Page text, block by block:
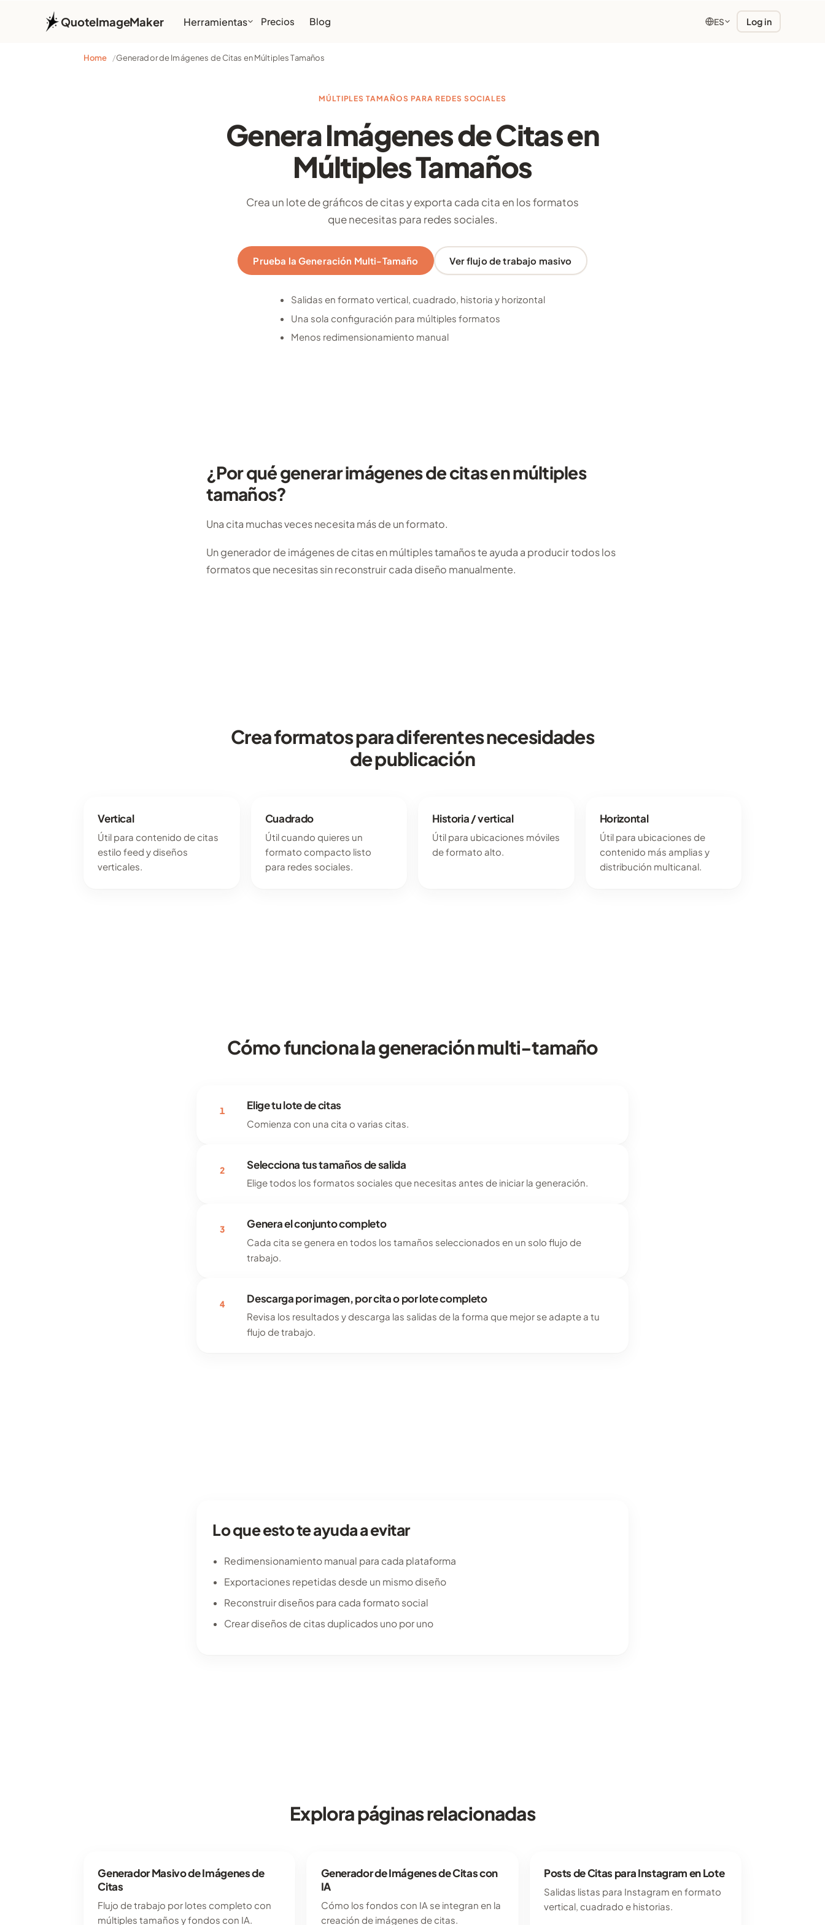
QuoteImageMaker Herramientas Precios Blog ES Log in
Home Generador de Imágenes de Citas en Múltiples Tamaños
MÚLTIPLES TAMAÑOS PARA REDES SOCIALES
Genera Imágenes de Citas en
Múltiples Tamaños
Crea un lote de gráficos de citas y exporta cada cita en los formatos
que necesitas para redes sociales.
Prueba la Generación Multi-Tamaño Ver flujo de trabajo masivo
Salidas en formato vertical, cuadrado, historia y horizontal
Una sola configuración para múltiples formatos
Menos redimensionamiento manual
¿Por qué generar imágenes de citas en múltiples
tamaños?
Una cita muchas veces necesita más de un formato.
Un generador de imágenes de citas en múltiples tamaños te ayuda a producir todos los
formatos que necesitas sin reconstruir cada diseño manualmente.
Crea formatos para diferentes necesidades
de publicación
Vertical
Útil para contenido de citas
estilo feed y diseños
verticales.
Cuadrado
Útil cuando quieres un
formato compacto listo
para redes sociales.
Historia / vertical
Útil para ubicaciones móviles
de formato alto.
Horizontal
Útil para ubicaciones de
contenido más amplias y
distribución multicanal.
Cómo funciona la generación multi-tamaño
1 Elige tu lote de citas
Comienza con una cita o varias citas.
2 Selecciona tus tamaños de salida
Elige todos los formatos sociales que necesitas antes de iniciar la generación.
3 Genera el conjunto completo
Cada cita se genera en todos los tamaños seleccionados en un solo flujo de
trabajo.
4 Descarga por imagen, por cita o por lote completo
Revisa los resultados y descarga las salidas de la forma que mejor se adapte a tu
flujo de trabajo.
Lo que esto te ayuda a evitar
Redimensionamiento manual para cada plataforma
Exportaciones repetidas desde un mismo diseño
Reconstruir diseños para cada formato social
Crear diseños de citas duplicados uno por uno
Explora páginas relacionadas
Generador Masivo de Imágenes de
Citas
Flujo de trabajo por lotes completo con
múltiples tamaños y fondos con IA.
Generador de Imágenes de Citas con
IA
Cómo los fondos con IA se integran en la
creación de imágenes de citas.
Posts de Citas para Instagram en Lote
Salidas listas para Instagram en formato
vertical, cuadrado e historias.